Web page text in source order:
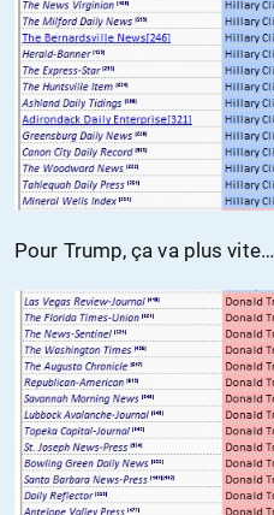
Pour Trump, ça va plus vite…